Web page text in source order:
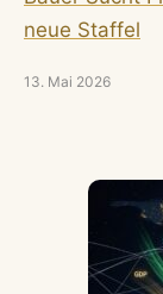
neue Staffel
13. Mai 2026